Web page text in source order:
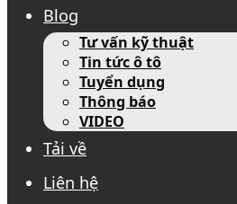
Blog
Tư vấn kỹ thuật
Tin tức ô tô
Tuyển dụng
Thông báo
VIDEO
Tải về
Liên hệ